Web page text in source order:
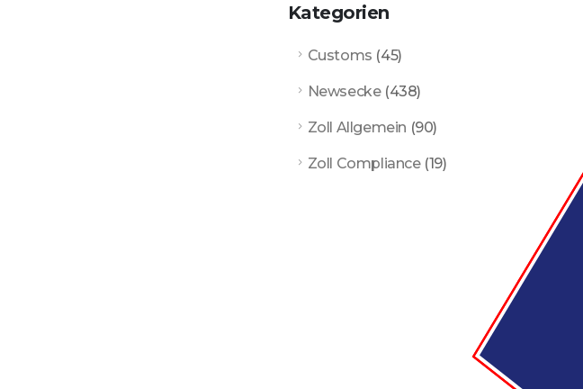
Kategorien
Customs (45)
Newsecke(438)
Zoll Allgemein (90)
Zoll Compliance(19)